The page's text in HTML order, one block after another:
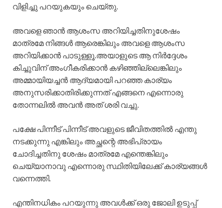
വിളിച്ചു പറയുകയും ചെയ്തു.
അവളെ ഞാൻ ആശംസ അറിയിച്ചതിനുശേഷം
മാത്രമേ നിങ്ങൾ ആരെങ്കിലും അവളെ ആശംസ
അറിയിക്കാൻ പാടുള്ളൂ.അയാളുടെ ആ നിർദ്ദേശം
കിച്ചുവിന് അംഗീകരിക്കാൻ കഴിഞ്ഞില്ലെങ്കിലും
അമ്മായിയച്ചൻ ആദ്യമായി പറഞ്ഞ കാര്യം
അനുസരിക്കാതിരിക്കുന്നത് എങ്ങനെ എന്നൊരു
തോന്നലിൽ അവൻ അത് ശരി വച്ചു.
പക്ഷേ പിന്നീട് പിന്നീട് അവളുടെ ജീവിതത്തിൽ എന്തു
നടക്കുന്നു എങ്കിലും അച്ഛന്റെ അഭിപ്രായം
ചോദിച്ചതിനു ശേഷം മാത്രമേ എന്തെങ്കിലും
ചെയ്യാനാവു എന്നൊരു സ്ഥിതിയിലേക്ക് കാര്യങ്ങൾ
വന്നെത്തി.
എന്തിനധികം പറയുന്നു അവൾക്ക് ഒരു ജോലി ഉടുപ്പ്